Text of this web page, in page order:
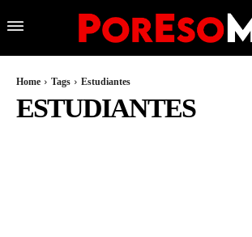
Home Tags Estudiantes
ESTUDIANTES